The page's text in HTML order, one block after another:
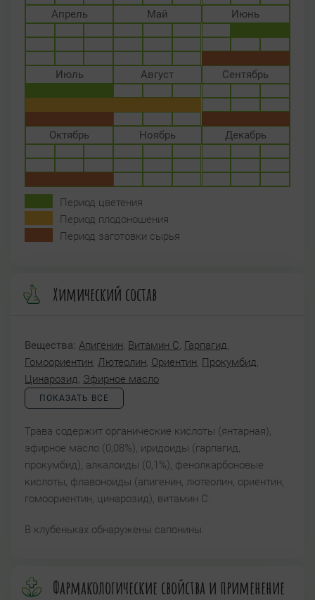
Апрель Май Июнь
Июль Август Сентябрь
Октябрь Ноябрь Декабрь
Период цветения
Период плодоношения
Период заготовки сырья
Химический состав
Вещества: Апигенин, Витамин C, Гарпагид,
Гомоориентин, Лютеолин, Ориентин, Прокумбид,
Цинарозид, Эфирное масло
ПОКАЗАТЬ ВСЕ
Трава содержит органические кислоты (янтарная),
эфирное масло (0,08%), иридоиды (гарпагид,
прокумбид), алкалоиды (0,1%), фенолкарбоновые
кислоты, флавоноиды (апигенин, лютеолин, ориентин,
гомоориентин, цинарозид), витамин С.
В клубеньках обнаружены сапонины.
Фармакологические свойства и применение